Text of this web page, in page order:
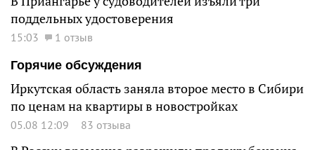
поддельных удостоверения
15:03
1 отзыв
Горячие обсуждения
Иркутская область заняла второе место в Сибири
по ценам на квартиры в новостройках
05.08 12:09 83 отзыва